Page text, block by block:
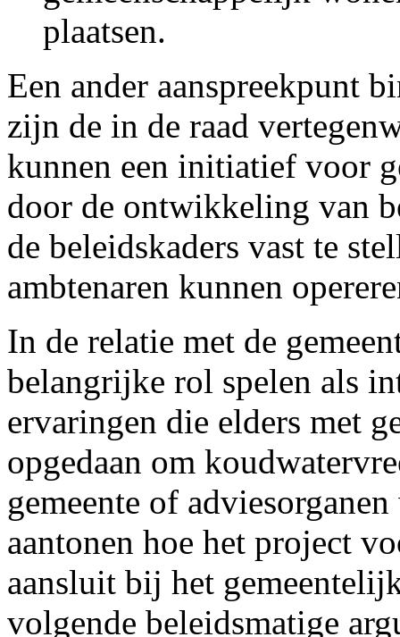
plaatsen.
Een ander aanspreekpunt
zijn de in de raad
kunnen een initiatief voor
door de ontwikkeling van
de beleidskaders vast te
ambtenaren kunnen
In de relatie met de
belangrijke rol spelen als
ervaringen die elders met
opgedaan om
gemeente of
aantonen hoe het project
aansluit bij het
volgende beleidsmatige